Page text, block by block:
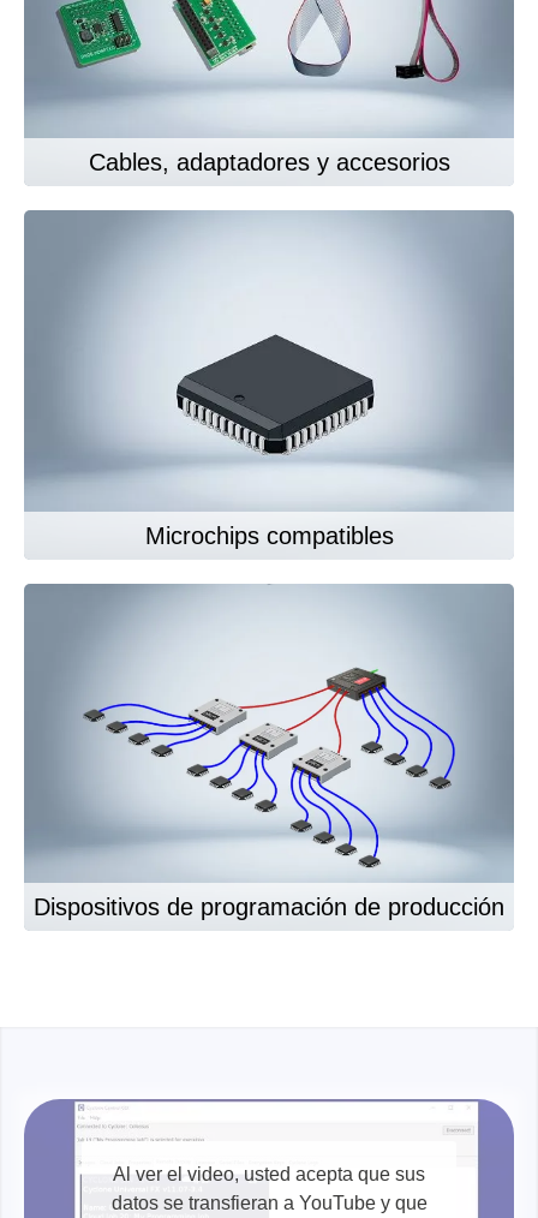
Cables, adaptadores y accesorios
Microchips compatibles
Dispositivos de programación de producción
Al ver el video, usted acepta que sus
datos se transfieran a YouTube y que